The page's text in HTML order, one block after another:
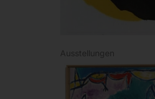
Ausstellungen